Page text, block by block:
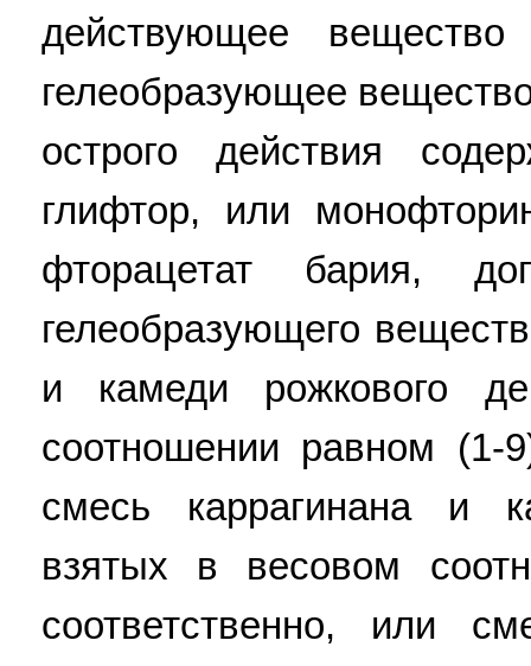
действующее
гелеобразующее
острого действия
глифтор, или
фторацетат бария,
гелеобразующего
и камеди рожкового
соотношении равном (1-
смесь каррагинана и
взятых в весовом
соответственно, или